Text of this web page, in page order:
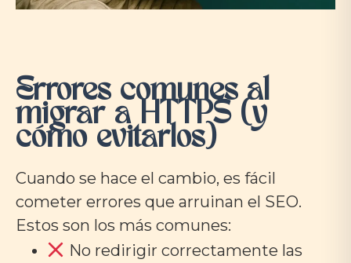
Errores comunes al
migrar a HTTPS (y
cómo evitarlos)
Cuando se hace el cambio, es fácil
cometer errores que arruinan el SEO.
Estos son los más comunes:
No redirigir correctamente las